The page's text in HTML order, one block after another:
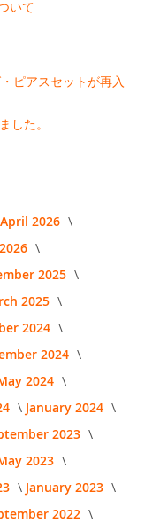
いて
ピアスセットが再入
した。
April 2026
2025
2025
2024
2024
2024
January 2024
2023
2023
January 2023
2022